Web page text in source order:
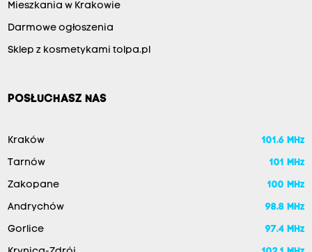
Mieszkania w Krakowie
Darmowe ogłoszenia
Sklep z kosmetykami tolpa.pl
POSŁUCHASZ NAS
Kraków 101.6 MHz
Tarnów 101 MHz
Zakopane 100 MHz
Andrychów 98.8 MHz
Gorlice 97.4 MHz